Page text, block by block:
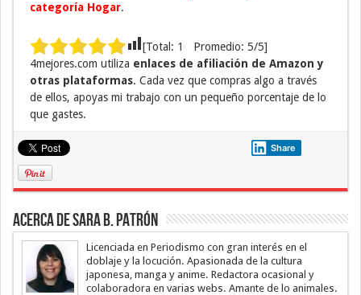
categoría Hogar.
[Total: 1 Promedio: 5/5]
4mejores.com utiliza enlaces de afiliación de Amazon y
otras plataformas. Cada vez que compras algo a través
de ellos, apoyas mi trabajo con un pequeño porcentaje de lo
que gastes.
Share
Acerca de Sara B. Patrón
Licenciada en Periodismo con gran interés en el
doblaje y la locución. Apasionada de la cultura
japonesa, manga y anime. Redactora ocasional y
colaboradora en varias webs. Amante de lo animales.